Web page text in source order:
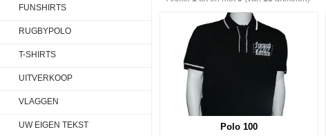
Polo 100
FUNSHIRTS
RUGBYPOLO
T-SHIRTS
UITVERKOOP
VLAGGEN
UW EIGEN TEKST